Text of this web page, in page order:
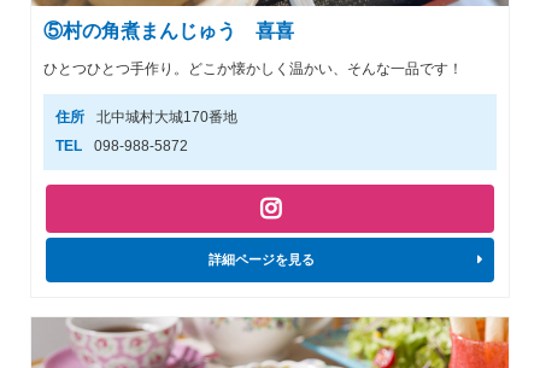
⑤村の角煮まんじゅう 喜喜
ひとつひとつ手作り。どこか懐かしく温かい、そんな一品です！
住所
北中城村大城170番地
TEL
098-988-5872
詳細ページを見る